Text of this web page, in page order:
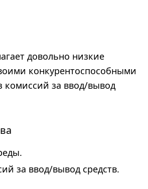
довольно низкие
конкурентоспособными
комиссий за ввод/вывод
за ввод/вывод средств.